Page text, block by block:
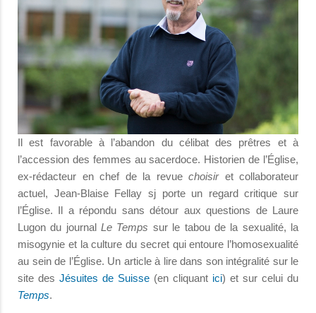
Il est favorable à l’abandon du célibat des prêtres et à
l’accession des femmes au sacerdoce. Historien de l’Église,
ex-rédacteur en chef de la revue choisir et collaborateur
actuel, Jean-Blaise Fellay sj porte un regard critique sur
l’Église. Il a répondu sans détour aux questions de Laure
Lugon du journalLe Temps sur le tabou de la sexualité, la
misogynie et la culture du secret qui entoure l’homosexualité
au sein de l’Église. Un article à lire dans son intégralité sur le
site des Jésuites de Suisse (en cliquant ici) et sur celui du
Temps.